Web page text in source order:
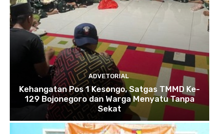
ADVETORIAL
Kehangatan Pos 1 Kesongo, Satgas TMMD Ke-
129 Bojonegoro dan Warga Menyatu Tanpa
Sekat